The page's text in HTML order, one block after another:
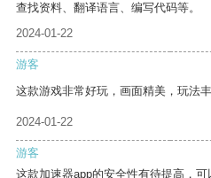
查找资料、翻译语言、编写代码等。
2024-01-22
游客
这款游戏非常好玩，画面精美，玩法丰
2024-01-22
游客
这款加速器app的安全性有待提高，